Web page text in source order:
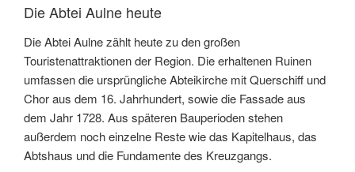
Die Abtei Aulne heute
Die Abtei Aulne zählt heute zu den großen
Touristenattraktionen der Region. Die erhaltenen Ruinen
umfassen die ursprüngliche Abteikirche mit Querschiff und
Chor aus dem 16. Jahrhundert, sowie die Fassade aus
dem Jahr 1728. Aus späteren Bauperioden stehen
außerdem noch einzelne Reste wie das Kapitelhaus, das
Abtshaus und die Fundamente des Kreuzgangs.